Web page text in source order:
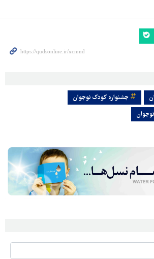
جشنواره کودک نوجوان